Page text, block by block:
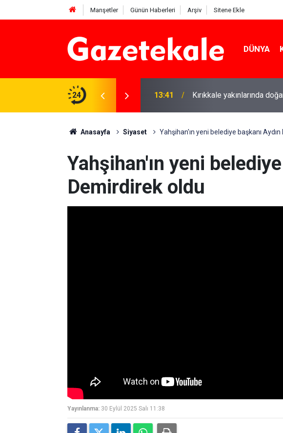
Manşetler Günün Haberleri Arşiv Sitene Ekle
DÜNYA
24
Çavdar başkan seçildi 13:41 Kırıkkale yakınlarında
Anasayfa Siyaset Yahşihan'ın yeni belediye başkanı
Yahşihan'ın yeni
Demirdirek oldu
Yayınlanma: 30 Eylül 2025 Salı 11:38